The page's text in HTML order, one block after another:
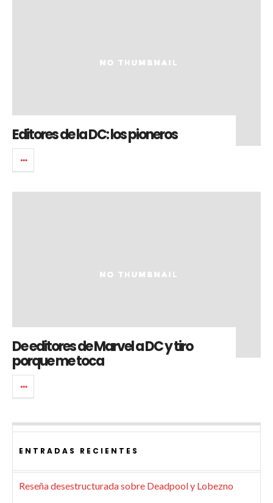
Editores de la DC: los pioneros
De editores de Marvel a DC y tiro
porque me toca
ENTRADAS RECIENTES
Reseña desestructurada sobre Deadpool y Lobezno